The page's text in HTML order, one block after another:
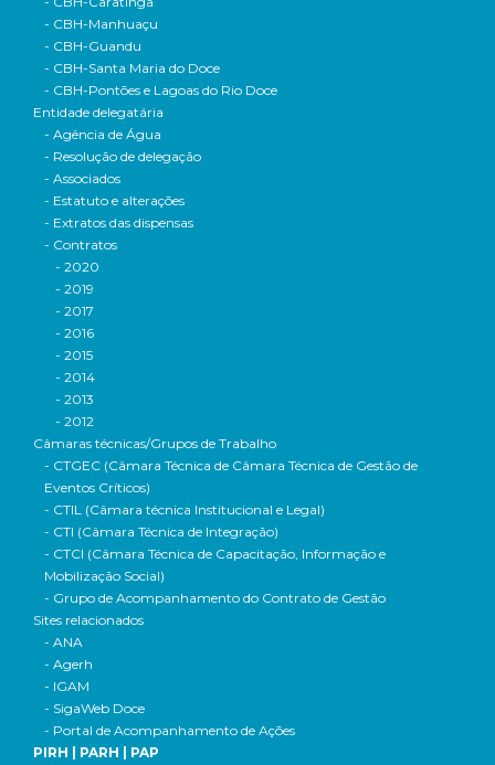
- CBH-Manhuaçu
- CBH-Guandu
- CBH-Santa Maria do Doce
- CBH-Pontões e Lagoas do Rio Doce
Entidade delegatária
- Agência de Água
- Resolução de delegação
- Associados
- Estatuto e alterações
- Extratos das dispensas
- Contratos
- 2020
- 2019
- 2017
- 2016
- 2015
- 2014
- 2013
- 2012
Câmaras técnicas/Grupos de Trabalho
- CTGEC (Câmara Técnica de Câmara Técnica de Gestão de
Eventos Críticos)
- CTIL (Câmara técnica Institucional e Legal)
- CTI (Câmara Técnica de Integração)
- CTCI (Câmara Técnica de Capacitação, Informação e
Mobilização Social)
- Grupo de Acompanhamento do Contrato de Gestão
Sites relacionados
- ANA
- Agerh
- IGAM
- SigaWeb Doce
- Portal de Acompanhamento de Ações
PIRH | PARH | PAP